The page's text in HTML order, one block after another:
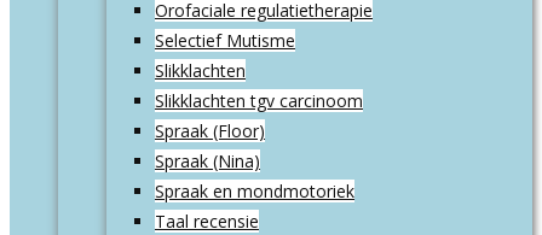
Orofaciale regulatietherapie
Selectief Mutisme
Slikklachten
Slikklachten tgv carcinoom
Spraak (Floor)
Spraak (Nina)
Spraak en mondmotoriek
Taal recensie